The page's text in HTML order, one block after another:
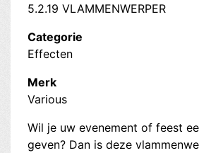
5.2.19 VLAMMENWERPER
Categorie
Effecten
Merk
Various
Wil je uw evenement of feest
geven? Dan is deze